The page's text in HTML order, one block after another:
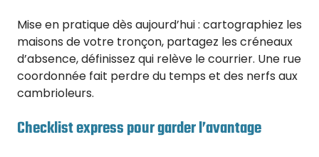
Mise en pratique dès aujourd’hui : cartographiez les
maisons de votre tronçon, partagez les créneaux
d’absence, définissez qui relève le courrier. Une rue
coordonnée fait perdre du temps et des nerfs aux
cambrioleurs.
Checklist express pour garder l’avantage